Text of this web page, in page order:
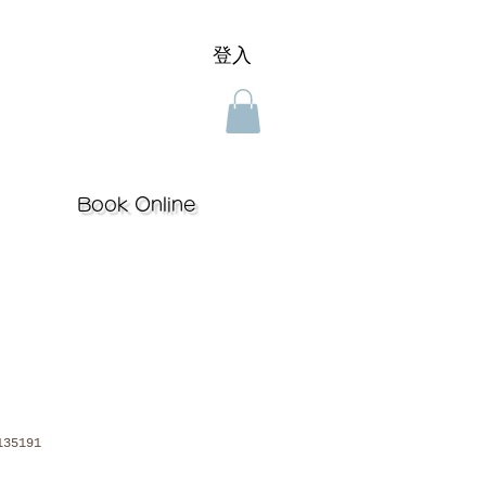
登入
Book Online